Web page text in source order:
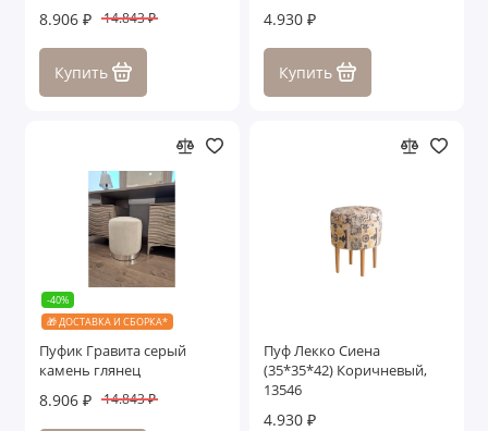
8.906 ₽ 14.843 ₽
Купить
4.930 ₽
Купить
-40%
🎁 ДОСТАВКА И СБОРКА*
Пуфик Гравита серый
камень глянец
8.906 ₽ 14.843 ₽
Пуф Лекко Сиена
(35*35*42) Коричневый,
13546
4.930 ₽